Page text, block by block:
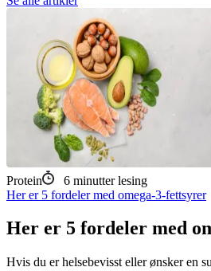
Protein 6 minutter lesing
Her er 5 fordeler med omega-3-fettsyrer
Her er 5 fordeler med
Hvis du er helsebevisst eller ønsker en